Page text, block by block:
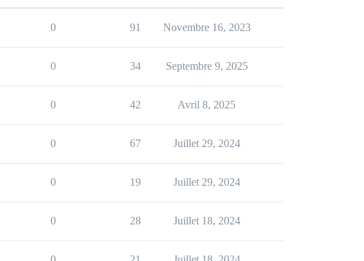
0 91 Novembre 16, 2023
0 34 Septembre 9, 2025
0 42 Avril 8, 2025
0 67 Juillet 29, 2024
0 19 Juillet 29, 2024
0 28 Juillet 18, 2024